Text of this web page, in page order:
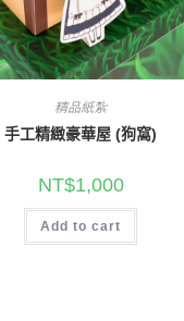
精品紙紮
手工精緻豪華屋 (狗窩)
NT$1,000
Add to cart